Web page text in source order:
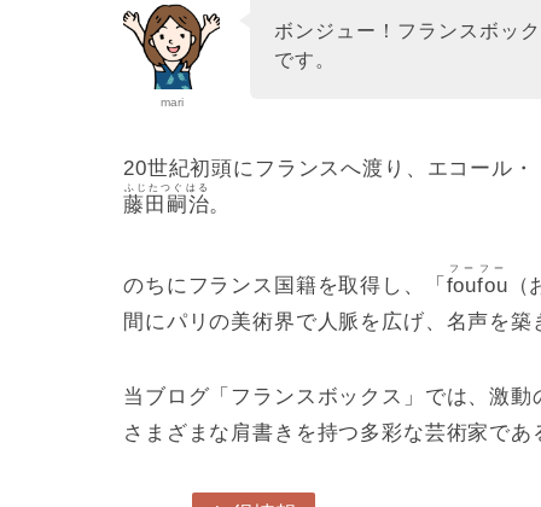
mari
ボンジュー！フランスボッ
です。
20世紀初頭にフランスへ渡り、エコール
藤田嗣治
ふじたつぐはる
。
のちにフランス国籍を取得し、「 foufou
フーフー
間にパリの美術界で人脈を広げ、名声を築
当ブログ「フランスボックス」では、激
さまざまな肩書きを持つ多彩な芸術家で